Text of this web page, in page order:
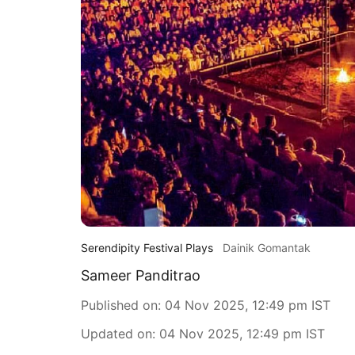
Serendipity Festival Plays Dainik Gomantak
Sameer Panditrao
Published on: 04 Nov 2025, 12:49 pm IST
Updated on: 04 Nov 2025, 12:49 pm IST